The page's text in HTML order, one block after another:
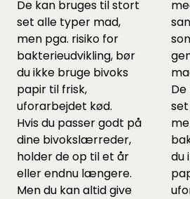
De kan bruges til stort
set alle typer mad,
men pga. risiko for
bakterieudvikling, bør
du ikke bruge bivoks
papir til frisk,
uforarbejdet kød.
Hvis du passer godt på
dine bivokslærreder,
holder de op til et år
eller endnu længere.
Men du kan altid give
du